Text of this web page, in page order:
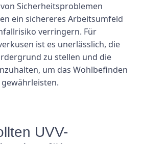
Sicherheitsproblemen
ein sichereres Arbeitsumfeld
verringern. Für
ist es unerlässlich, die
zu stellen und die
um das Wohlbefinden
UVV-